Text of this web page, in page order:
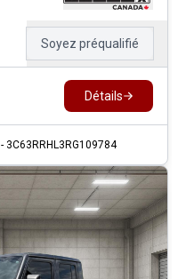
Soyez préqualifié
Détails
- 3C63RRHL3RG109784